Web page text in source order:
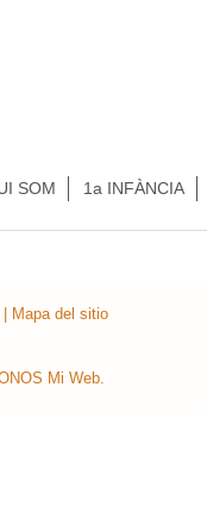
SOM 1a INFÀNCIA
Mapa del sitio
Mi Web.